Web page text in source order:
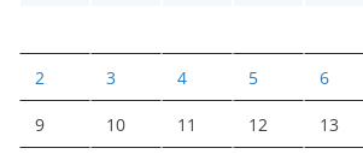
2 3 4 5 6
9 10 11 12 13